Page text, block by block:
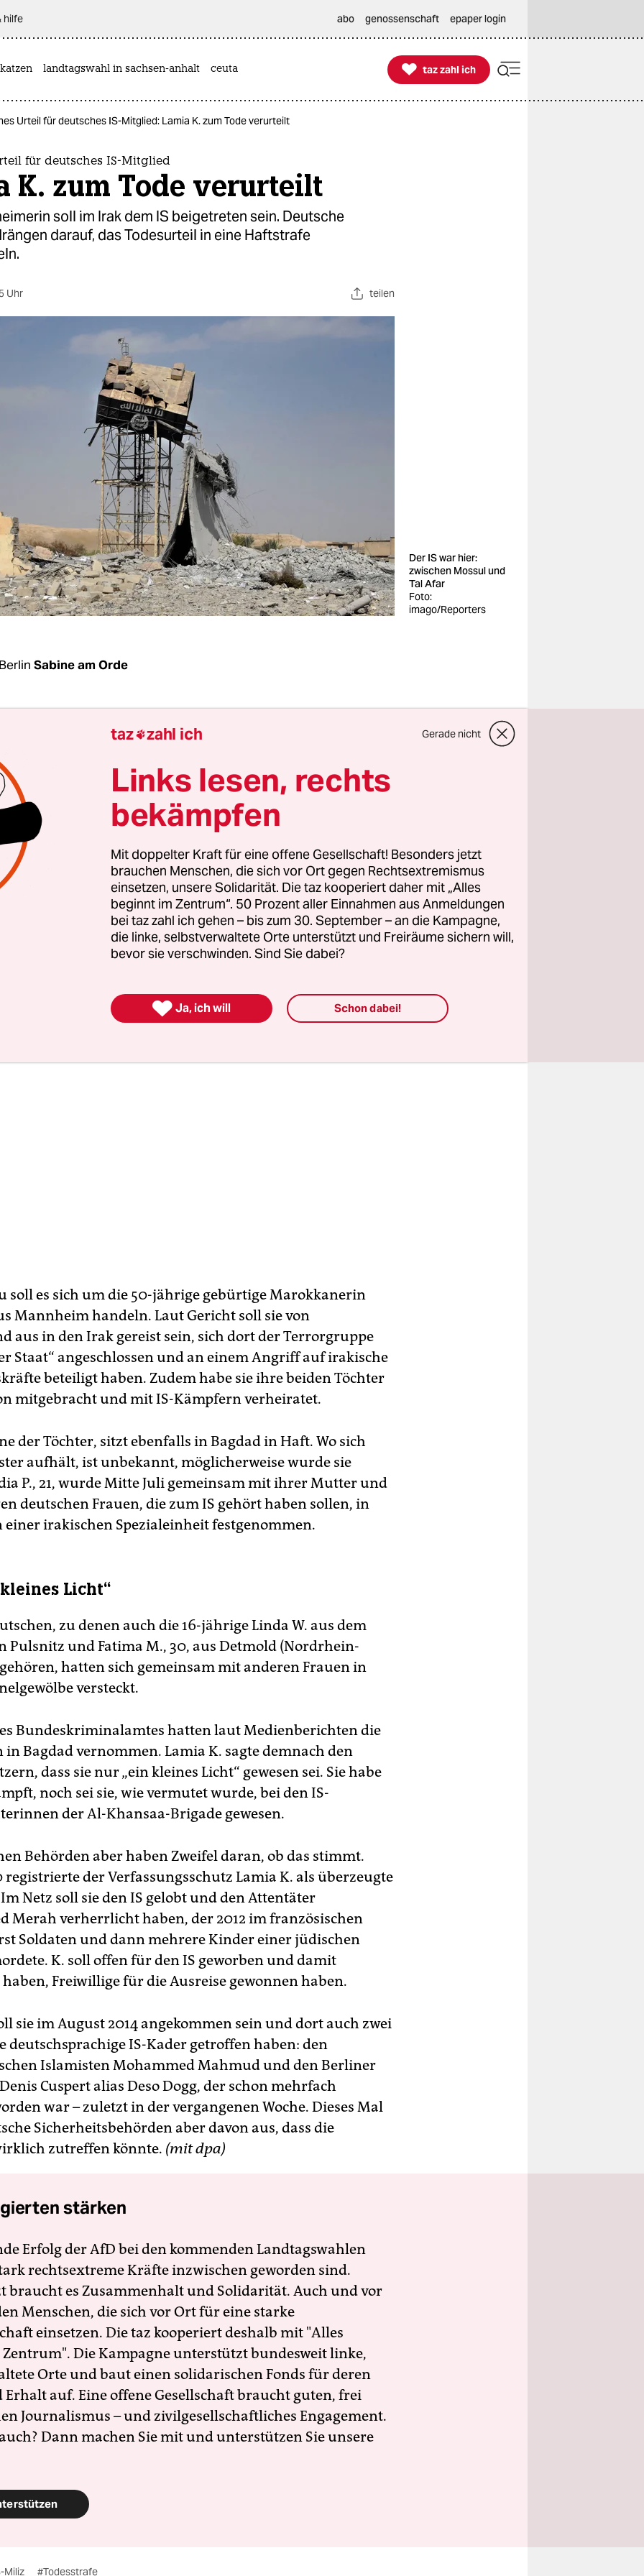
hilfe abo genossenschaft epaper login
katzen landtagswahl in sachsen-anhalt ceuta 
taz zahl ich
taz zahl ich
Urteil für deutsches IS-Mitglied: Lamia K. zum Tode verurteilt
für deutsches IS-Mitglied
K. zum Tode verurteilt
soll im Irak dem IS beigetreten sein. Deutsche
darauf, das Todesurteil in eine Haftstrafe
Uhr teilen
Der IS war hier:
zwischen Mossul und
Tal Afar
Foto:
imago/Reporters
Sabine am Orde
heißt es im Auswärtigen Amt, habe der Irak die deutschen
das Urteil noch nicht informiert. Doch hinter den
rege Betriebsamkeit. Ein Gericht in der irakischen
Bagdad hat am Donnerstag eine Deutsche, die sich laut
„Islamischer Staat“ angeschlossen hat,
Sie soll erhängt werden. Das Urteil kann aber
werden. Die deutschen Behörden wollen darauf
es in eine Gefängnisstrafe umgewandelt wird.
hat der deutsche Botschafter in Bagdad im
Außenministeriums seinen Protest bereits zum Ausdruck
Staatsangehörige, die sich im Ausland in Haft
generell ab.
soll es sich um die 50-jährige gebürtige Marokkanerin
Mannheim handeln. Laut Gericht soll sie von
aus in den Irak gereist sein, sich dort der Terrorgruppe
Staat“ angeschlossen und an einem Angriff auf irakische
beteiligt haben. Zudem habe sie ihre beiden Töchter
mitgebracht und mit IS-Kämpfern verheiratet.
der Töchter, sitzt ebenfalls in Bagdad in Haft. Wo sich
aufhält, ist unbekannt, möglicherweise wurde sie
P., 21, wurde Mitte Juli gemeinsam mit ihrer Mutter und
deutschen Frauen, die zum IS gehört haben sollen, in
einer irakischen Spezialeinheit festgenommen.
Licht“
zu denen auch die 16-jährige Linda W. aus dem
Pulsnitz und Fatima M., 30, aus Detmold (Nordrhein-
hatten sich gemeinsam mit anderen Frauen in
versteckt.
Bundeskriminalamtes hatten laut Medienberichten die
in Bagdad vernommen. Lamia K. sagte demnach den
dass sie nur „ein kleines Licht“ gewesen sei. Sie habe
noch sei sie, wie vermutet wurde, bei den IS-
der Al-Khansaa-Brigade gewesen.
Behörden aber haben Zweifel daran, ob das stimmt.
registrierte der Verfassungsschutz Lamia K. als überzeugte
Netz soll sie den IS gelobt und den Attentäter
Merah verherrlicht haben, der 2012 im französischen
Soldaten und dann mehrere Kinder einer jüdischen
K. soll offen für den IS geworben und damit
haben, Freiwillige für die Ausreise gewonnen haben.
sie im August 2014 angekommen sein und dort auch zwei
deutschsprachige IS-Kader getroffen haben: den
Islamisten Mohammed Mahmud und den Berliner
Cuspert alias Deso Dogg, der schon mehrfach
war – zuletzt in der vergangenen Woche. Dieses Mal
Sicherheitsbehörden aber davon aus, dass die
zutreffen könnte. (mit dpa)
stärken
Erfolg der AfD bei den kommenden Landtagswahlen
rechtsextreme Kräfte inzwischen geworden sind.
braucht es Zusammenhalt und Solidarität. Auch und vor
Menschen, die sich vor Ort für eine starke
einsetzen. Die taz kooperiert deshalb mit "Alles
Die Kampagne unterstützt bundesweit linke,
Orte und baut einen solidarischen Fonds für deren
Erhalt auf. Eine offene Gesellschaft braucht guten, frei
Journalismus – und zivilgesellschaftliches Engagement.
Dann machen Sie mit und unterstützen Sie unsere
Miliz #Todesstrafe
taz zahl ich Gerade nicht
Links lesen, rechts
bekämpfen
Mit doppelter Kraft für eine offene Gesellschaft! Besonders jetzt
brauchen Menschen, die sich vor Ort gegen Rechtsextremismus
einsetzen, unsere Solidarität. Die taz kooperiert daher mit „Alles
beginnt im Zentrum“. 50 Prozent aller Einnahmen aus Anmeldungen
bei taz zahl ich gehen – bis zum 30. September – an die Kampagne,
die linke, selbstverwaltete Orte unterstützt und Freiräume sichern will,
bevor sie verschwinden. Sind Sie dabei?
 Ja, ich will Schon dabei!